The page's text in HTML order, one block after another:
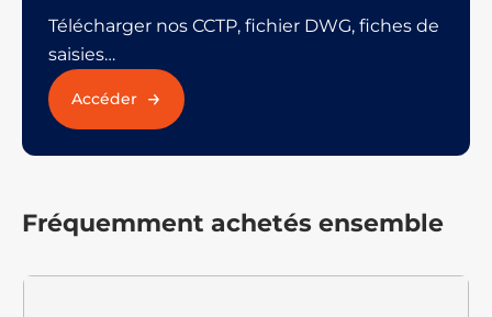
Télécharger nos CCTP, fichier DWG, fiches de
saisies…
Accéder
Fréquemment achetés ensemble